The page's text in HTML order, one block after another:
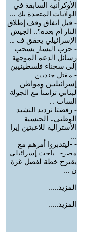
الأوكرانية السابقة في
الولايات المتحدة بك ...
- قبل اتفاق وقف إطلاق
النار أم بعده؟.. الجيش
الإسرائيلي يحقق ف ...
- حزب اليسار يسحب
رسائل الدعم الموجهة
إلى سجناء فلسطينيين
- مقتل جنديين
إسرائيليين ومواطن
لبناني تزامناً مع الجولة
الساب ...
- رفضتا ترديد النشيد
الوطني.. الجنسية
الأسترالية للاعبتين إيرا
...
- -ليتدبروا أمرهم مع
مصر-.. باحث إسرائيلي
يقترح خطة لفصل غزة
ن ...
المزيد.....
المزيد.....